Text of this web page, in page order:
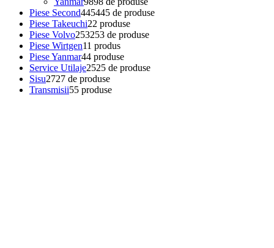
Piese Second445445 de produse
Piese Takeuchi22 produse
Piese Volvo253253 de produse
Piese Wirtgen11 produs
Piese Yanmar44 produse
Service Utilaje2525 de produse
Sisu2727 de produse
Transmisii55 produse